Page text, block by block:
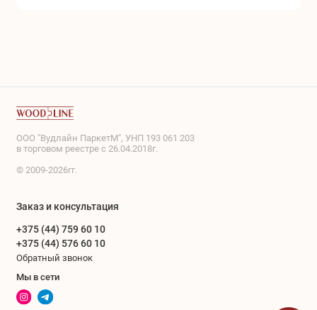
ООО "Вудлайн ПаркетМ", УНП 193 061 203
в торговом реестре с 26.04.2018г.
© 2009-2026гг.
Заказ и консультация
+375 (44) 759 60 10
+375 (44) 576 60 10
Обратный звонок
Мы в сети